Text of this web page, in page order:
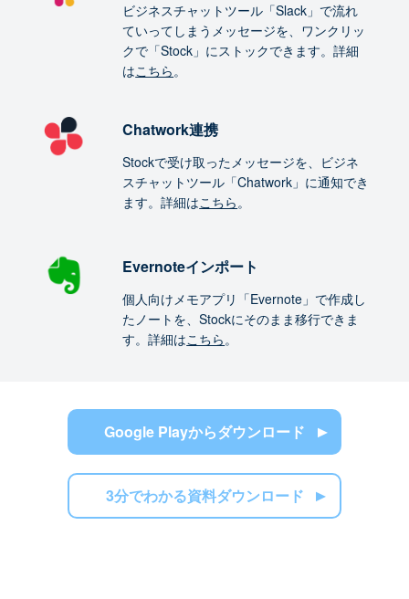
ビジネスチャットツール「Slack」で流れ
ていってしまうメッセージを、ワンクリッ
クで「Stock」にストックできます。詳細
はこちら。
Chatwork連携
Stockで受け取ったメッセージを、ビジネ
スチャットツール「Chatwork」に通知でき
ます。詳細はこちら。
Evernoteインポート
個人向けメモアプリ「Evernote」で作成し
たノートを、Stockにそのまま移行できま
す。詳細はこちら。
Google Playからダウンロード
3分でわかる資料ダウンロード